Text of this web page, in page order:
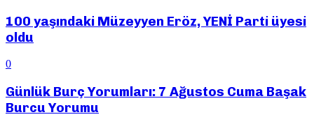
100 yaşındaki Müzeyyen Eröz, YENİ Parti üyesi
oldu
0
Günlük Burç Yorumları: 7 Ağustos Cuma Başak
Burcu Yorumu